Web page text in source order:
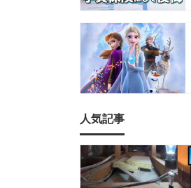
人気記事